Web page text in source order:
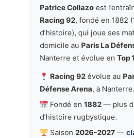
Patrice Collazoest
Racing 92, fondé en 1882
d’histoire), qui joue ses
domicile au Paris La
Nanterre et évolue en Top
Racing 92évolue au
Défense Arena, à Nanterre.
Fondé en 1882— plus
d’histoire rugbystique.
Saison 2026-2027—